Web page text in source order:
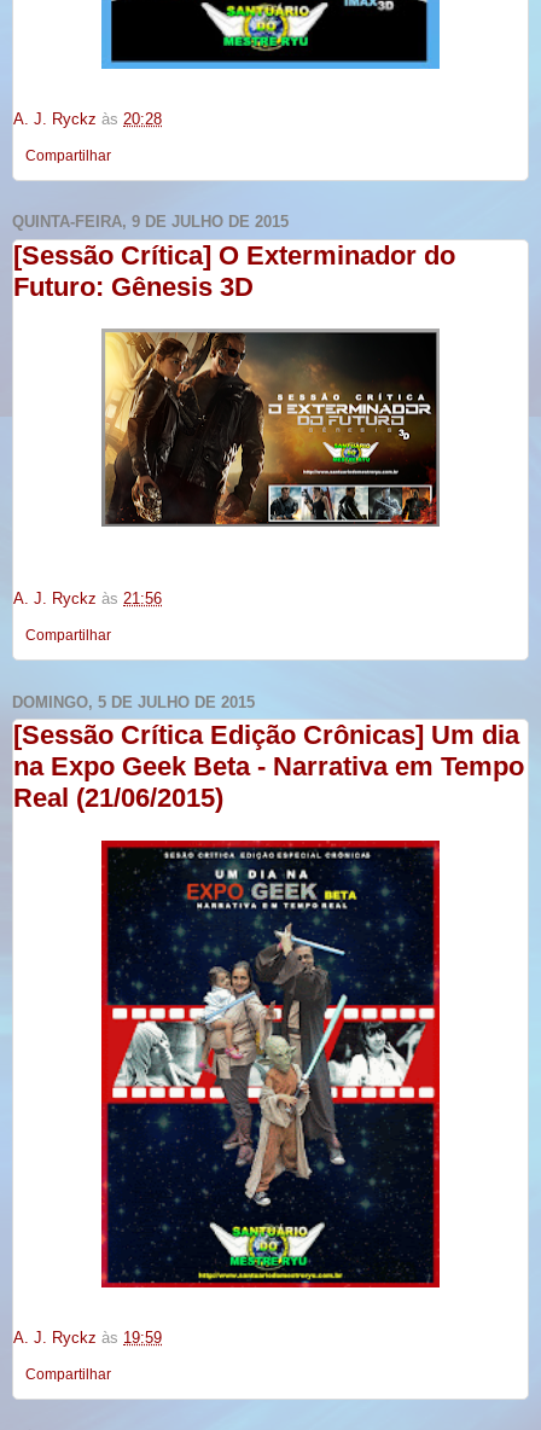
A. J. Ryckz às 20:28
Compartilhar
QUINTA-FEIRA, 9 DE JULHO DE 2015
[Sessão Crítica] O Exterminador do
Futuro: Gênesis 3D
A. J. Ryckz às 21:56
Compartilhar
DOMINGO, 5 DE JULHO DE 2015
[Sessão Crítica Edição Crônicas] Um dia
na Expo Geek Beta - Narrativa em Tempo
Real (21/06/2015)
A. J. Ryckz às 19:59
Compartilhar